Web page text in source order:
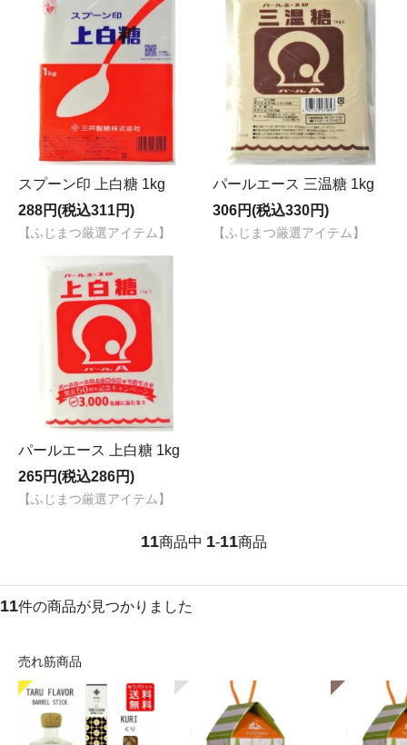
スプーン印 上白糖 1kg
288円(税込311円)
【ふじまつ厳選アイテム】
パールエース 三温糖 1kg
306円(税込330円)
【ふじまつ厳選アイテム】
パールエース 上白糖 1kg
265円(税込286円)
【ふじまつ厳選アイテム】
11商品中 1-11商品
11件の商品が見つかりました
売れ筋商品